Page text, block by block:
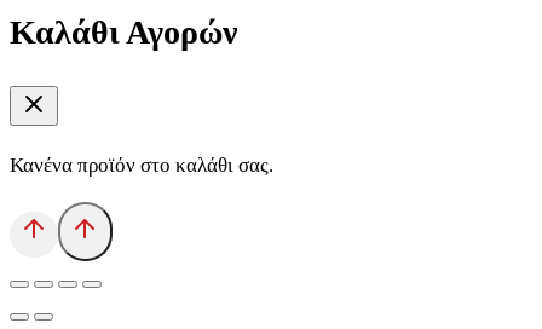
Καλάθι Αγορών
Κανένα προϊόν στο καλάθι σας.